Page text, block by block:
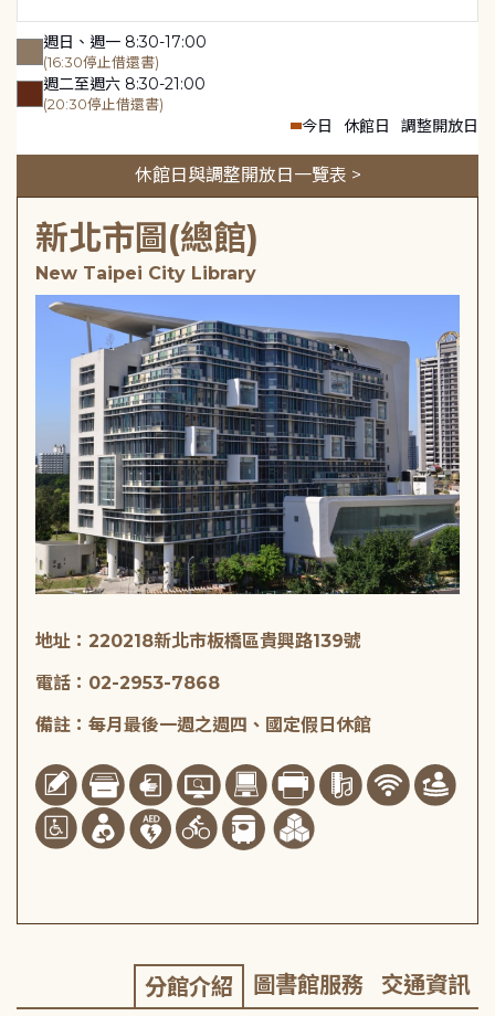
週日、週一 8:30-17:00
(16:30停止借還書)
週二至週六 8:30-21:00
(20:30停止借還書)
今日 休館日 調整開放日
休館日與調整開放日一覽表 >
新北市圖(總館)
New Taipei City Library
地址：220218新北市板橋區貴興路139號
電話：02-2953-7868
備註：每月最後一週之週四、國定假日休館
分館介紹 圖書館服務 交通資訊